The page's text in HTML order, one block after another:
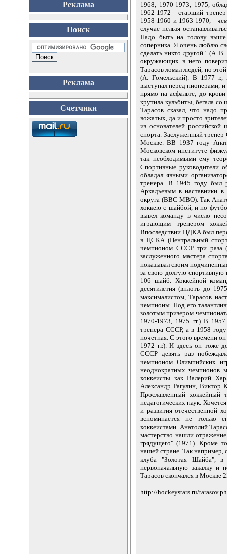
Реклама
Поиск
Реклама
Счетчики
1968, 1970-1973, 1975,
1962-1972 - старший
1958-1960 и 1963-1970, -
случае нельзя
Надо быть на голову
соперника. Я очень люблю
сделать никто другой". (А. В.
окружающих в него
Тарасов ломал людей, но
(А. Гомельский). В 1977 г.,
выступал перед пионерами,
прямо на асфальте, до
крутила кульбиты, бегала
Тарасов сказал, что надо
вожатых, да и просто
из основателей
спорта. Заслуженный тренер
Москве. ВВ 1937 году
Московском институте
так необходимыми ему
Спортивные руководители
обладал явными
тренера. В 1945 году был
Аркадьевым в наставники
округа (ВВС МВО). Так
хоккею с шайбой, и по
вывел команду в число
играющим тренером
Впоследствии ЦДКА был
в ЦСКА (Центральный
чемпионом СССР три раза
заслуженного мастера
показывал своим
за свою долгую спортивную
106 шайб. Хоккейной
десятилетия (вплоть до
максималистом, Тарасов
чемпионы. Под его
золотым призером
1970-1973, 1975 гг.) В
тренера СССР, а в 1958
почетная. С этого времени
1972 гг.). И здесь он тоже
СССР девять раз
чемпионом Олимпийских
неоднократных чемпионов
хоккеисты как Валерий
Александр Рагулин, Виктор
Прославленный хоккейный
педагогических наук.
и развития отечественной
вспоминается не только
хоккеистами. Анатолий
мастерство нашли
грядущего" (1971). Кроме
нашей стране. Так например,
клуба "Золотая Шайба", в
первоначальную закалку и
Тарасов скончался в Москве
http://hockeystars.ru/